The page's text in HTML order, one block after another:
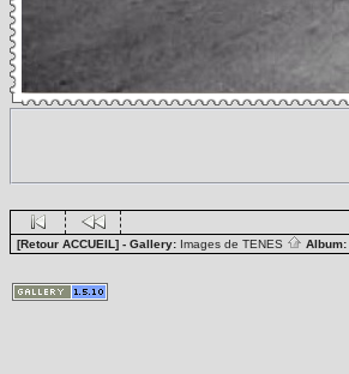
[Retour ACCUEIL] - Gallery: Images de TENES Album: